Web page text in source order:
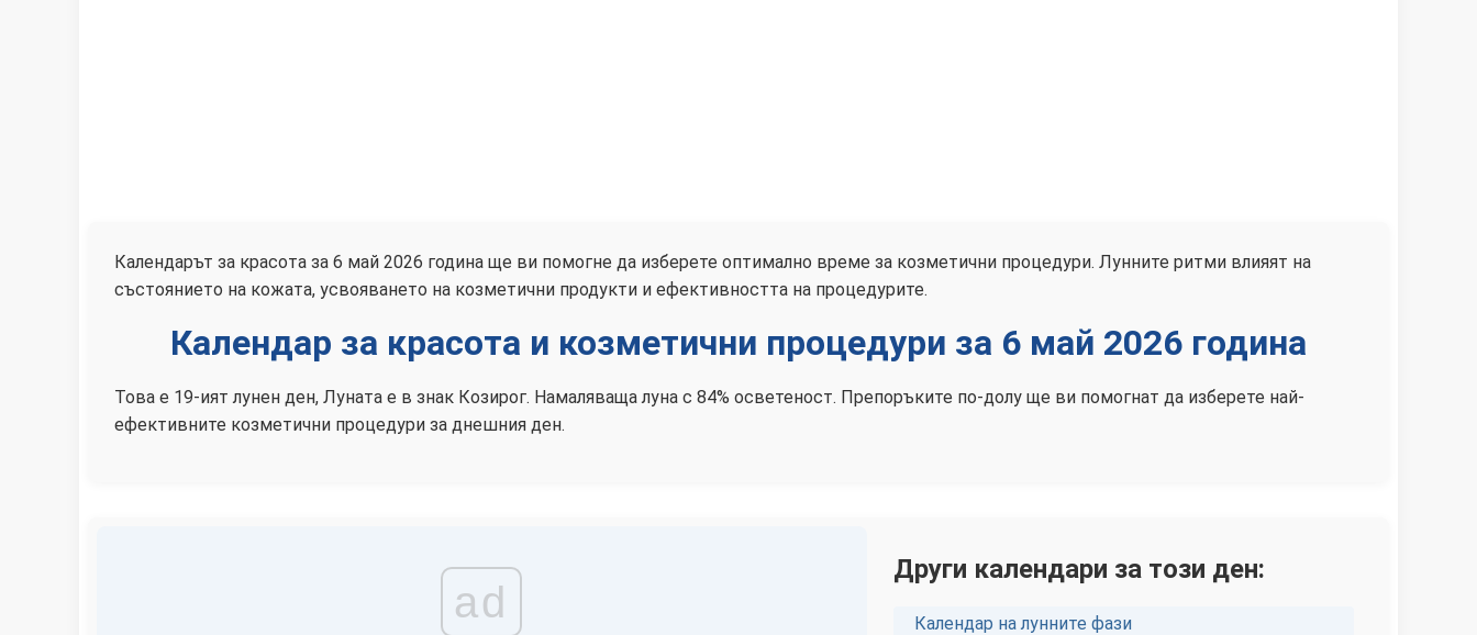
Календарът за красота за 6 май 2026 година ще ви помогне да изберете оптимално време за козметични процедури. Лунните ритми влияят на
състоянието на кожата, усвояването на козметични продукти и ефективността на процедурите.
Календар за красота и козметични процедури за 6 май 2026 година
Това е 19-ият лунен ден, Луната е в знак Козирог. Намаляваща луна с 84% осветеност. Препоръките по-долу ще ви помогнат да изберете най-
ефективните козметични процедури за днешния ден.
ad
Други календари за този ден:
Календар на лунните фази